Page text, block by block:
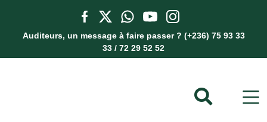
Auditeurs, un message à faire passer ? (+236) 75 93 33
33 / 72 29 52 52